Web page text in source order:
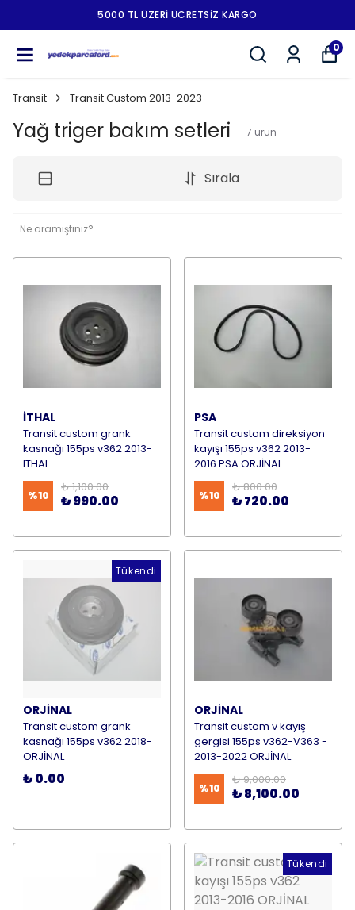
5000 TL ÜZERI ÜCRETSIZ KARGO
0
Transit Transit Custom 2013-2023
Yağ triger bakım setleri 7 ürün
Sırala
İTHAL
Transit custom grank
kasnağı 155ps v362 2013-
ITHAL
%10
₺ 1,100.00
₺ 990.00
PSA
Transit custom direksiyon
kayışı 155ps v362 2013-
2016 PSA ORJİNAL
%10
₺ 800.00
₺ 720.00
Tükendi
ORJİNAL
Transit custom grank
kasnağı 155ps v362 2018-
ORJİNAL
₺ 0.00
ORJİNAL
Transit custom v kayış
gergisi 155ps v362-V363 -
2013-2022 ORJİNAL
%10
₺ 9,000.00
₺ 8,100.00
Tükendi